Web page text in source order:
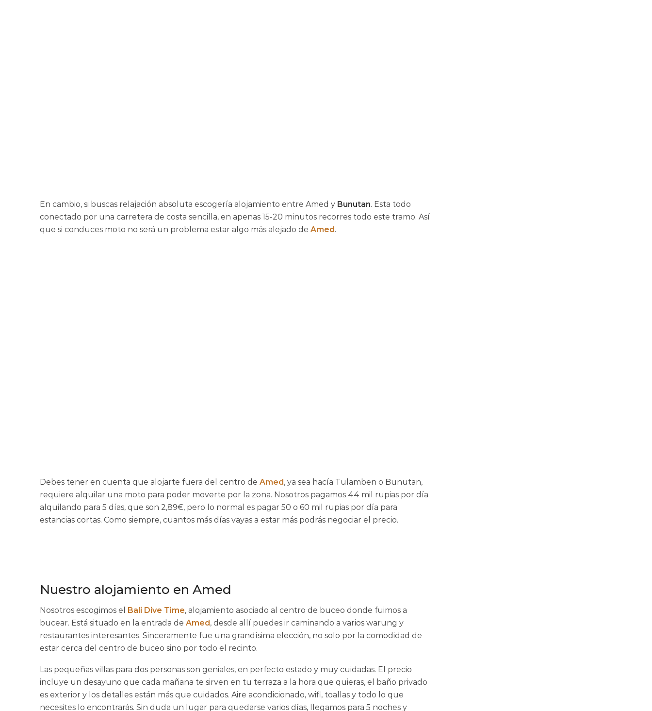
En cambio, si buscas relajación absoluta escogería alojamiento entre Amed y Bunutan. Esta todo
conectado por una carretera de costa sencilla, en apenas 15-20 minutos recorres todo este tramo. Así
que si conduces moto no será un problema estar algo más alejado de Amed.
Debes tener en cuenta que alojarte fuera del centro de Amed, ya sea hacía Tulamben o Bunutan,
requiere alquilar una moto para poder moverte por la zona. Nosotros pagamos 44 mil rupias por día
alquilando para 5 días, que son 2,89€, pero lo normal es pagar 50 o 60 mil rupias por día para
estancias cortas. Como siempre, cuantos más días vayas a estar más podrás negociar el precio.
Nuestro alojamiento en Amed
Nosotros escogimos el Bali Dive Time, alojamiento asociado al centro de buceo donde fuimos a
bucear. Está situado en la entrada de Amed, desde allí puedes ir caminando a varios warung y
restaurantes interesantes. Sinceramente fue una grandísima elección, no solo por la comodidad de
estar cerca del centro de buceo sino por todo el recinto.
Las pequeñas villas para dos personas son geniales, en perfecto estado y muy cuidadas. El precio
incluye un desayuno que cada mañana te sirven en tu terraza a la hora que quieras, el baño privado
es exterior y los detalles están más que cuidados. Aire acondicionado, wifi, toallas y todo lo que
necesites lo encontrarás. Sin duda un lugar para quedarse varios días, llegamos para 5 noches y